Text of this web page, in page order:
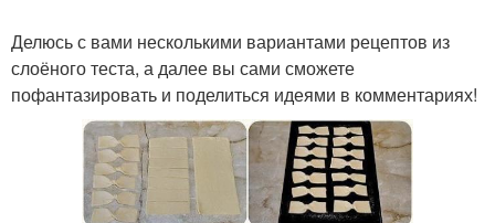
Делюсь с вами несколькими вариантами рецептов из
слоёного теста, а далее вы сами сможете
пофантазировать и поделиться идеями в комментариях!